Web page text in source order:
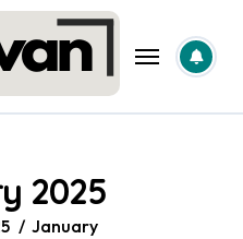
2025
January